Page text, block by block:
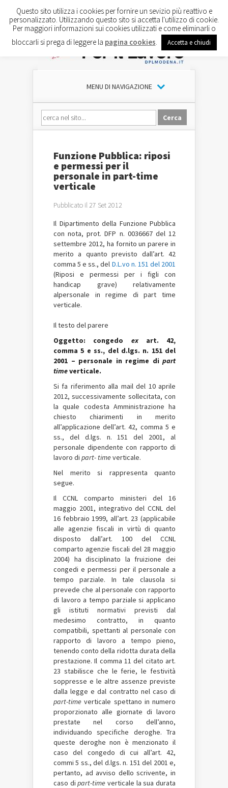
MENU DI NAVIGAZIONE
Funzione Pubblica: riposi
e permessi per il
personale in part-time
verticale
Pubblicato il 27 Set 2012
Il Dipartimento della Funzione Pubblica
con nota, prot. DFP n. 0036667 del 12
settembre 2012, ha fornito un parere in
merito a quanto previsto dall’art. 42
comma 5 e ss., del D.L.vo n. 151 del 2001
(Riposi e permessi per i figli con
handicap grave) relativamente
alpersonale in regime di part time
verticale.
Il testo del parere
Oggetto: congedo exart. 42,
comma 5 e ss., del d.lgs. n. 151 del
2001 – personale in regime di part
timeverticale.
Si fa riferimento alla mail del 10 aprile
2012, successivamente sollecitata, con
la quale codesta Amministrazione ha
chiesto chiarimenti in merito
all’applicazione dell’art. 42, comma 5 e
ss., del d.lgs. n. 151 del 2001, al
personale dipendente con rapporto di
lavoro di part- timeverticale.
Nel merito si rappresenta quanto
segue.
Il CCNL comparto ministeri del 16
maggio 2001, integrativo del CCNL del
16 febbraio 1999, all’art. 23 (applicabile
alle agenzie fiscali in virtù di quanto
disposto dall’art. 100 del CCNL
comparto agenzie fiscali del 28 maggio
2004) ha disciplinato la fruizione dei
congedi e permessi per il personale a
tempo parziale. In tale clausola si
prevede che al personale con rapporto
di lavoro a tempo parziale si applicano
gli istituti normativi previsti dal
medesimo contratto, in quanto
compatibili, spettanti al personale con
rapporto di lavoro a tempo pieno,
tenendo conto della ridotta durata della
prestazione. Il comma 11 del citato art.
23 stabilisce che le ferie, le festività
soppresse e le altre assenze previste
dalla legge e dal contratto nel caso di
part-time verticale spettano in numero
proporzionato alle giornate di lavoro
prestate nel corso dell’anno,
individuando specifiche deroghe. Tra
queste deroghe non è menzionato il
caso del congedo di cui all’art. 42,
commi 5 ss., del d.lgs. n. 151 del 2001 e,
pertanto, ad avviso dello scrivente, in
caso dipart-time verticale la sua durata
Questo sito utilizza i cookies per fornire un sevizio più reattivo e
personalizzato. Utilizzando questo sito si accetta l'utilizzo di cookie.
Per maggiori informazioni sui cookies utilizzati e come eliminarli o
bloccarli si prega di leggere la pagina cookies Accetta e chiudi